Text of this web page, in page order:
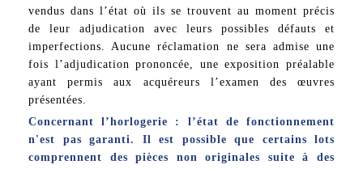
vendus dans l’état où ils se trouvent au moment précis
de leur adjudication avec leurs possibles défauts et
imperfections. Aucune réclamation ne sera admise une
fois l’adjudication prononcée, une exposition préalable
ayant permis aux acquéreurs l’examen des œuvres
présentées.
Concernant l’horlogerie : l’état de fonctionnement
n'est pas garanti. Il est possible que certains lots
comprennent des pièces non originales suite à des